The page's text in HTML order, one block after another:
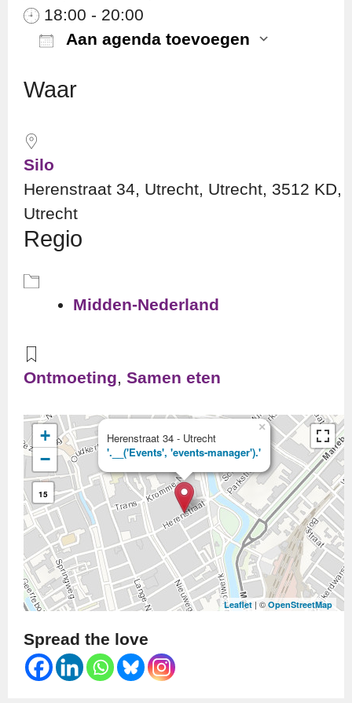
18:00 - 20:00
Aan agenda toevoegen
Waar
Silo
Herenstraat 34, Utrecht, Utrecht, 3512 KD,
Utrecht
Regio
Midden-Nederland
Ontmoeting, Samen eten
Herenstraat 34 - Utrecht
'.__('Events', 'events-manager').'
×
+
−
15
Leaflet | © OpenStreetMap
Spread the love